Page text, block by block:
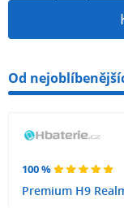
Od
100 %
Premium H9